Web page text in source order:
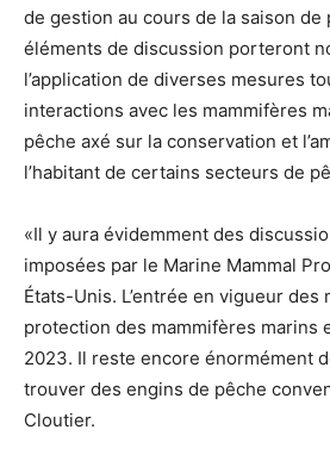
de gestion au cours de la saison de
éléments de discussion porteront
l’application de diverses mesures
interactions avec les mammifères
pêche axé sur la conservation et
l’habitant de certains secteurs de
«Il y aura évidemment des
imposées par le Marine Mammal
États-Unis. L’entrée en vigueur des
protection des mammifères marins
2023. Il reste encore énormément
trouver des engins de pêche
Cloutier.